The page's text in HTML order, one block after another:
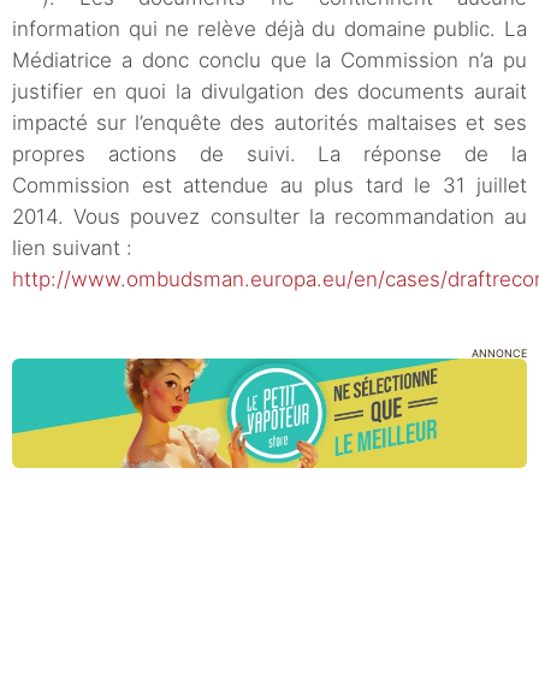
information qui ne relève déjà du domaine public. La
Médiatrice a donc conclu que la Commission n’a pu
justifier en quoi la divulgation des documents aurait
impacté sur l’enquête des autorités maltaises et ses
propres actions de suivi. La réponse de la
Commission est attendue au plus tard le 31 juillet
2014. Vous pouvez consulter la recommandation au
lien suivant :
http://www.ombudsman.europa.eu/en/cases/
ANNONCE